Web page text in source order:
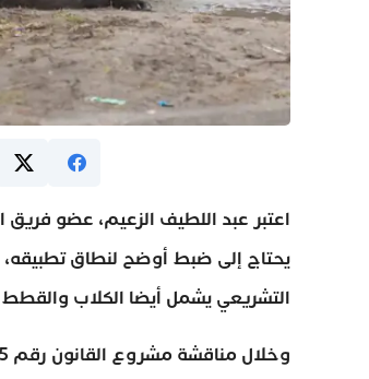
اعتبر عبد اللطيف الزعيم، عضو فريق
يحتاج إلى ضبط أوضح لنطاق تطبيقه،
التشريعي يشمل أيضا الكلاب والقطط